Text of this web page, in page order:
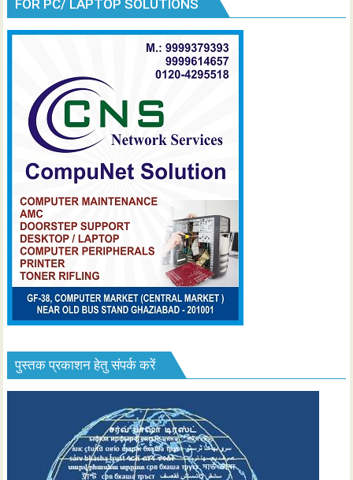
FOR PC/ LAPTOP SOLUTIONS
पुस्तक प्रकाशन हेतु संपर्क करें